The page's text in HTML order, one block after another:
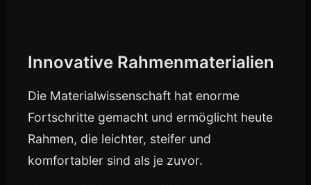
Innovative Rahmenmaterialien
Die Materialwissenschaft hat enorme
Fortschritte gemacht und ermöglicht heute
Rahmen, die leichter, steifer und
komfortabler sind als je zuvor.